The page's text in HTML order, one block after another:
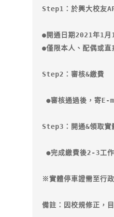
Step1：於興大校友
●開通日期2021年1月
●僅限本人、配偶或直
Step2：審核&繳費
●審核通過後，寄E-
Step3：開通&領取實
●完成繳費後2-3工
※實體停車證需至行
備註：因校規修正，